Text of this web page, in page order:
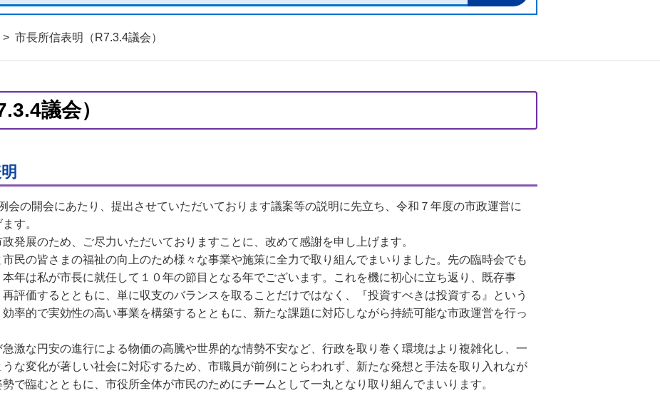
> 市長所信表明（R7.3.4議会）
議会）
会の開会にあたり、提出させていただいております議案等の説明に先立ち、令和７年度の市政運営に
す。
発展のため、ご尽力いただいておりますことに、改めて感謝を申し上げます。
民の皆さまの福祉の向上のため様々な事業や施策に全力で取り組んでまいりました。 先の臨時会でも
年は私が市長に就任して１０年の節目となる年でございます。
これを機に初心に立ち返り、既存事
評価するとともに、単に収支のバランスを取ることだけではなく、『投資すべきは投資する』という
率的で実効性の高い事業を構築するとともに、新たな課題に対応しながら持続可能な市政運営を行っ
激な円安の進行による物価の高騰や世界的な情勢不安など、 行政を取り巻く環境はより 複雑化し、 一
な変化が著しい社会に対応するため、市職員が前例にとらわれず、新たな発想と手法を取り入れなが
で臨むとともに、市役所全体が市民のためにチームとして一丸となり取り組んでまいります。